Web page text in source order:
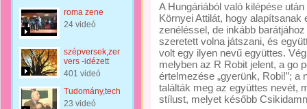
roma zene
24 videó
szépversek,zenés
vers -idézett
401 videó
Tudomány,technika
23 videó
A Hungáriából való kilépése
Környei Attilát, hogy alapítsanak
zenéléssel, de inkább
szeretett volna játszani, és
volt egy ilyen nevű együttes.
melyben az R Robit jelent, a go
értelmezése „gyerünk, Robi!”;
találták meg az együttes nevét,
stílust, melyet később